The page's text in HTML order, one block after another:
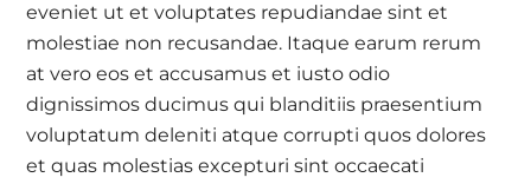
eveniet ut et voluptates repudiandae sint et
molestiae non recusandae. Itaque earum rerum
at vero eos et accusamus et iusto odio
dignissimos ducimus qui blanditiis praesentium
voluptatum deleniti atque corrupti quos dolores
et quas molestias excepturi sint occaecati